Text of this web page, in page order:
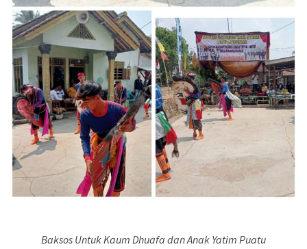
Baksos Untuk Kaum Dhuafa dan Anak Yatim Puatu